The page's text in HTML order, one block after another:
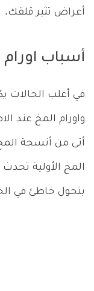
أعراض تثير قلقك.
أسباب
في أغلب الحالات
واورام المخ عند
أتى من أنسجة
المخ الأولية
بتحول خاطئ في